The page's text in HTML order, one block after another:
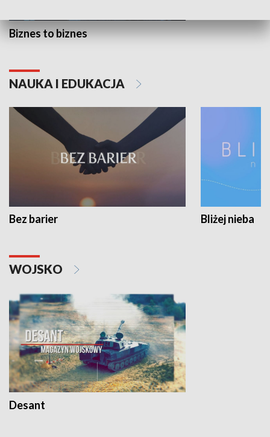
Biznes to biznes
NAUKA I EDUKACJA
Bez barier Bliżej nieba
WOJSKO
Desant